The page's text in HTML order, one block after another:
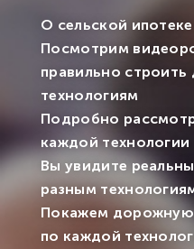
О сельской
Посмотрим
правильно
технологиям
Подробно
каждой технологии
Вы увидите
разным
Покажем дорожную
по каждой